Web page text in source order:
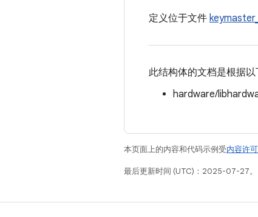
定义位于文件
此结构体的文档是根据以
hardware/
本页面上的内容和代码示例受内容许可
最后更新时间 (UTC)：2025-07-27。